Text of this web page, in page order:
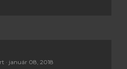
január 08, 2018